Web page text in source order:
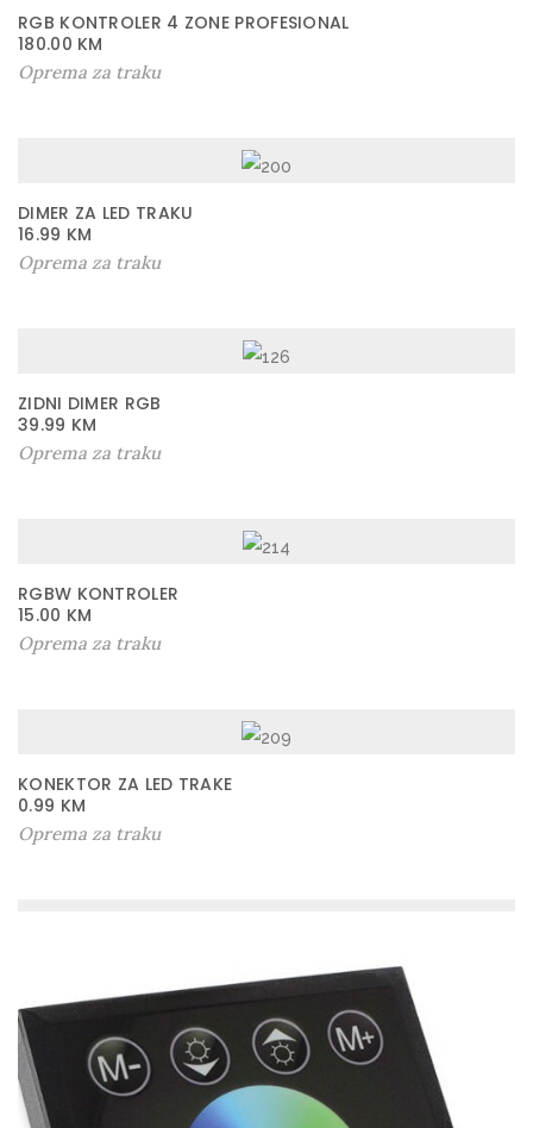
RGB KONTROLER 4 ZONE PROFESIONAL
180.00 KM
Oprema za traku
DIMER ZA LED TRAKU
16.99 KM
Oprema za traku
ZIDNI DIMER RGB
39.99 KM
Oprema za traku
RGBW KONTROLER
15.00 KM
Oprema za traku
KONEKTOR ZA LED TRAKE
0.99 KM
Oprema za traku